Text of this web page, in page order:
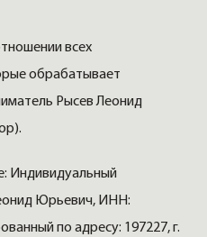
всех
обрабатывает
Рысев Леонид
Индивидуальный
Юрьевич, ИНН:
по адресу: 197227, г.